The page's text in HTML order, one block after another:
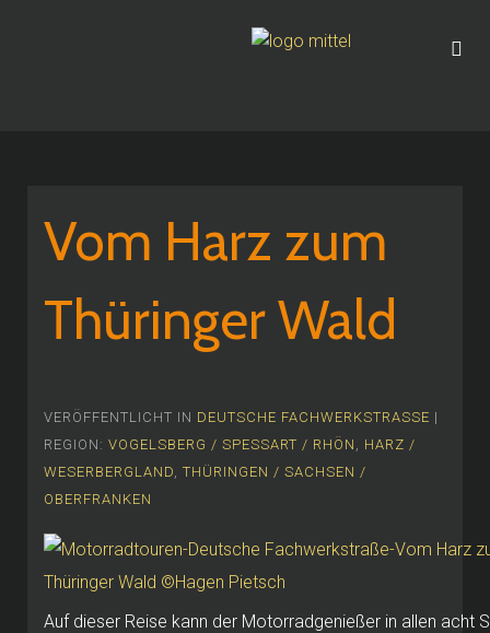
Vom Harz zum
Thüringer Wald
VERÖFFENTLICHT IN DEUTSCHE FACHWERKSTRASSE
|
REGION: VOGELSBERG / SPESSART / RHÖN , HARZ /
WESERBERGLAND, THÜRINGEN / SACHSEN /
OBERFRANKEN
Auf dieser Reise kann der Motorradgenießer in allen acht